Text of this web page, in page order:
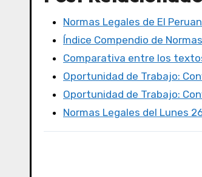
e
b
o
o
k
te
r
o
d
o
n
p
ar
tir
Normas Legales de El
Índice Compendio de
Comparativa entre los
Oportunidad de Trabajo:
Oportunidad de Trabajo:
Normas Legales del Lunes